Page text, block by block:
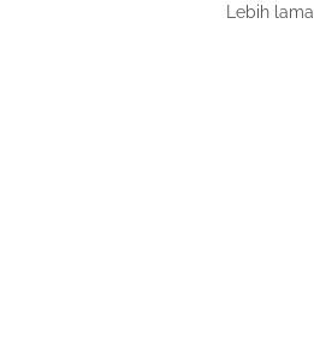
Lebih lama